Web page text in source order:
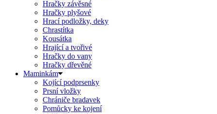
Hračky závěsné
Hračky plyšové
Hrací podložky, deky
Chrastítka
Kousátka
Hrající a tvořivé
Hračky do vany
Hračky dřevěné
Maminkám
Kojící podprsenky
Prsní vložky
Chrániče bradavek
Pomůcky ke kojení